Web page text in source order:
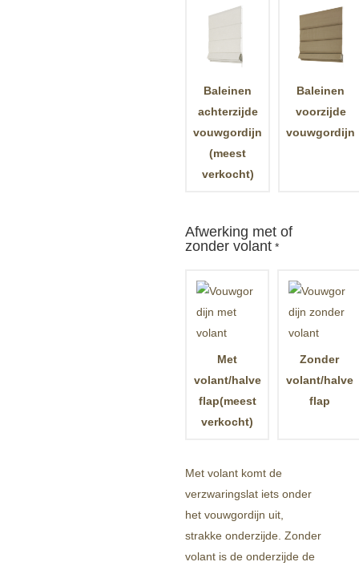
Baleinen
achterzijde
vouwgordijn
(meest
verkocht)
Baleinen
voorzijde
vouwgordijn
Afwerking met of
zonder volant *
Met
volant/halve
flap(meest
verkocht)
Zonder
volant/halve
flap
Met volant komt de
verzwaringslat iets onder
het vouwgordijn uit,
strakke onderzijde. Zonder
volant is de onderzijde de